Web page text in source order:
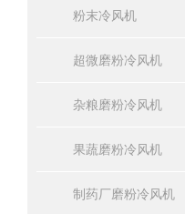
粉末冷风机
超微磨粉冷风机
杂粮磨粉冷风机
果蔬磨粉冷风机
制药厂磨粉冷风机